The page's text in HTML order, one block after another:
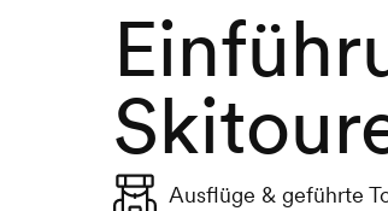
Ausflüge & geführte